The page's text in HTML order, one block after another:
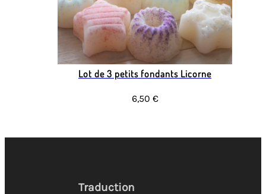
Lot de 3 petits fondants Licorne
6,50 €
Traduction